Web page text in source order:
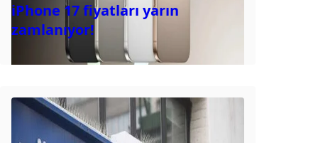
iPhone 17 fiyatları yarın
zamlanıyor!